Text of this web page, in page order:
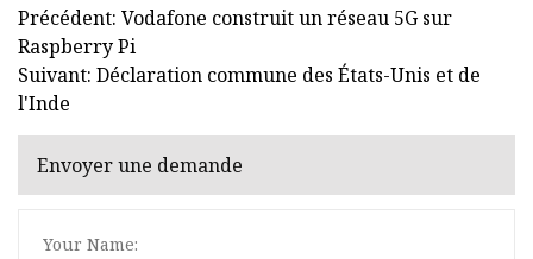
Précédent: Vodafone construit un réseau 5G sur
Raspberry Pi
Suivant: Déclaration commune des États-Unis et de
l'Inde
Envoyer une demande